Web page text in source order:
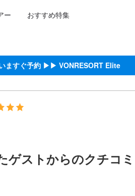
ー おすすめ特集
ますぐ予約 ▶▶ VONRESORT Elite
ゲストからのクチコミ